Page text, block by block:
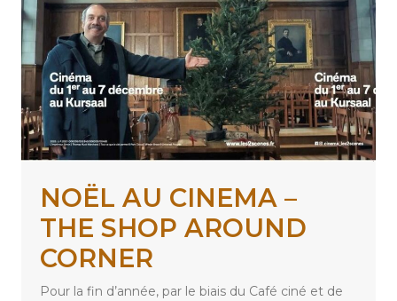
NOËL AU CINEMA –
THE SHOP AROUND
CORNER
Pour la fin d’année, par le biais du Café ciné et de